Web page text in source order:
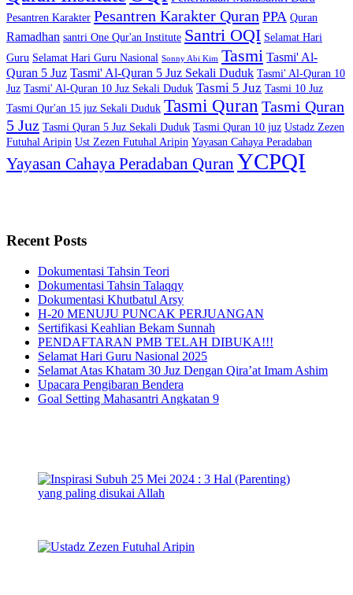
Pesantren Karakter Pesantren Karakter Quran PPA Quran
Ramadhan santri One Qur'an Institute Santri OQI Selamat Hari
Guru Selamat Hari Guru Nasional Sonny Abi Kim Tasmi Tasmi' Al-
Quran 5 Juz Tasmi' Al-Quran 5 Juz Sekali Duduk Tasmi' Al-Quran 10
Juz Tasmi' Al-Quran 10 Juz Sekali Duduk Tasmi 5 Juz Tasmi 10 Juz
Tasmi Qur'an 15 juz Sekali Duduk Tasmi Quran Tasmi Quran
5 Juz Tasmi Quran 5 Juz Sekali Duduk Tasmi Quran 10 juz Ustadz Zezen
Futuhal Aripin Ust Zezen Futuhal Aripin Yayasan Cahaya Peradaban
Yayasan Cahaya Peradaban Quran YCPQI
Recent Posts
Dokumentasi Tahsin Teori
Dokumentasi Tahsin Talaqqy
Dokumentasi Khutbatul Arsy
H-20 MENUJU PUNCAK PERJUANGAN
Sertifikasi Keahlian Bekam Sunnah
PENDAFTARAN PMB TELAH DIBUKA!!!
Selamat Hari Guru Nasional 2025
Selamat Atas Khatam 30 Juz Dengan Qira’at Imam Ashim
Upacara Pengibaran Bendera
Goal Setting Mahasantri Angkatan 9